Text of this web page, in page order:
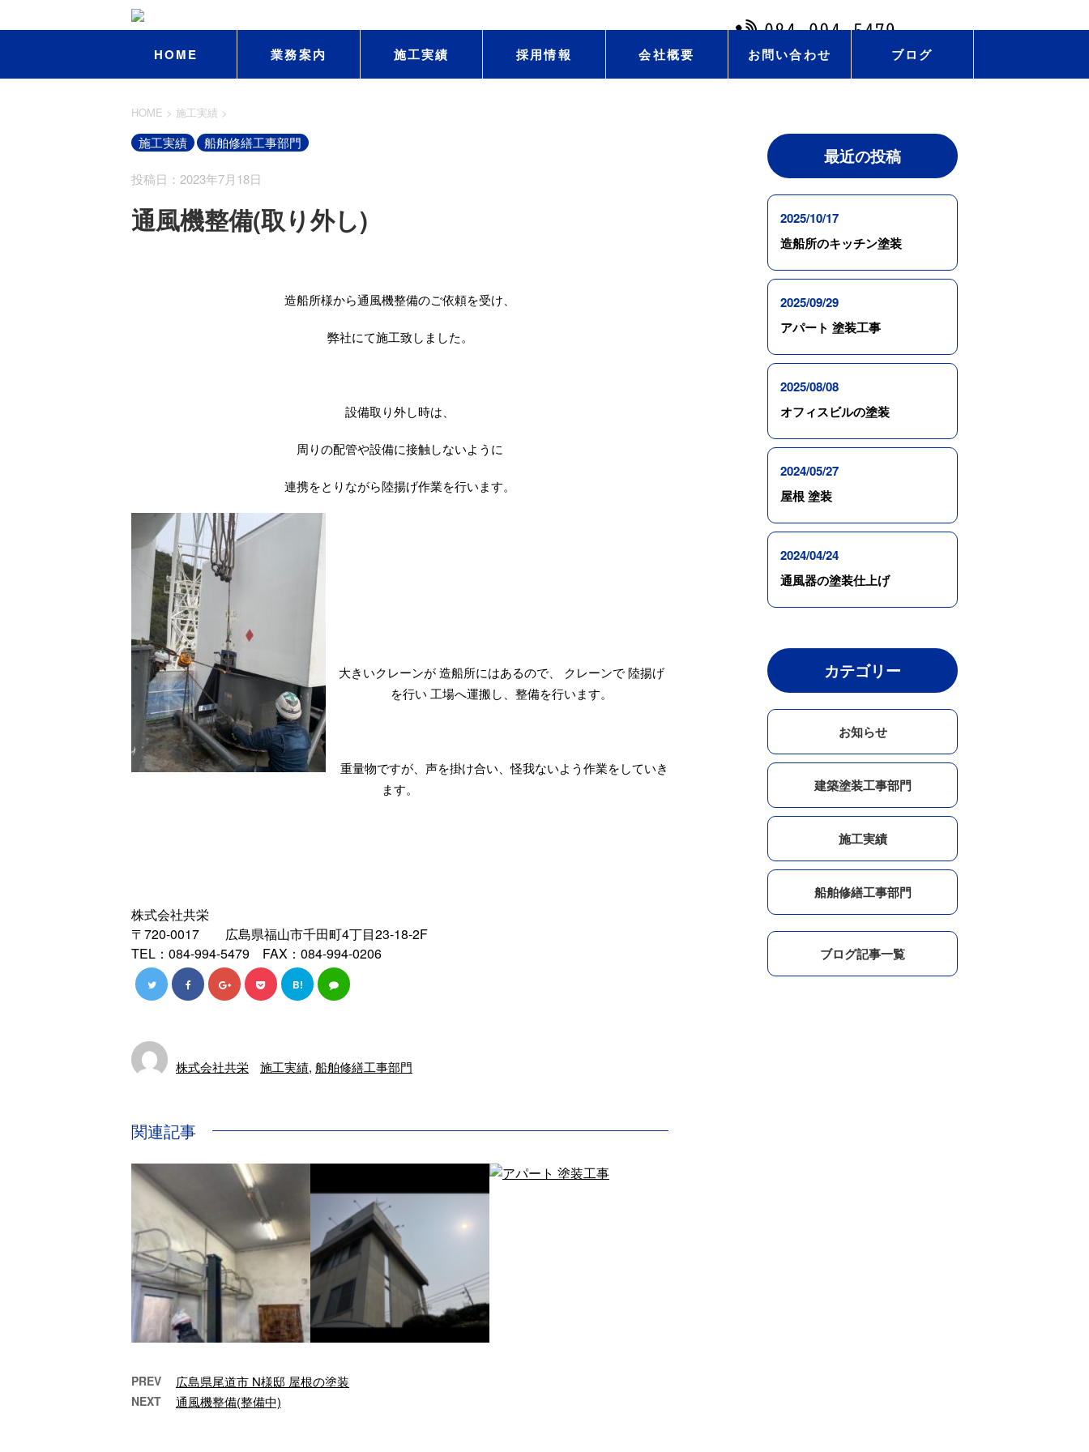
HOME 業務案内 施工実績 採用情報 会社概要 お問い合わせ ブログ
HOME > 施工実績 >
施工実績 船舶修繕工事部門
投稿日：2023年7月18日
通風機整備(取り外し)
造船所様から通風機整備のご依頼を受け、
弊社にて施工致しました。
設備取り外し時は、
周りの配管や設備に接触しないように
連携をとりながら陸揚げ作業を行います。
大きいクレーンが 造船所にはあるので、 クレーンで 陸揚げ
を行い 工場へ運搬し、整備を行います。
重量物ですが、声を掛け合い、怪我ないよう作業をしていき
ます。
株式会社共栄
〒720-0017 広島県福山市千田町4丁目23-18-2F
TEL：084-994-5479 FAX：084-994-0206
B!
株式会社共栄 施工実績, 船舶修繕工事部門
関連記事
PREV 広島県尾道市 N様邸 屋根の塗装
NEXT 通風機整備(整備中)
最近の投稿
2025/10/17
造船所のキッチン塗装
2025/09/29
アパート 塗装工事
2025/08/08
オフィスビルの塗装
2024/05/27
屋根 塗装
2024/04/24
通風器の塗装仕上げ
カテゴリー
お知らせ
建築塗装工事部門
施工実績
船舶修繕工事部門
ブログ記事一覧